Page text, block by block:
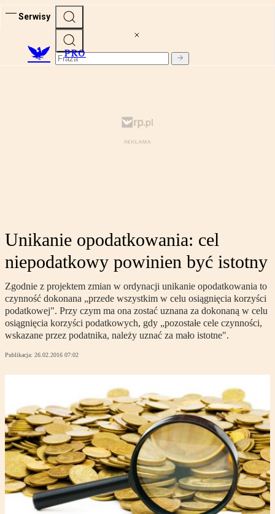
Serwisy
PRO
Unikanie opodatkowania: cel
niepodatkowy powinien być istotny
Zgodnie z projektem zmian w ordynacji unikanie opodatkowania to
czynność dokonana „przede wszystkim w celu osiągnięcia korzyści
podatkowej". Przy czym ma ona zostać uznana za dokonaną w celu
osiągnięcia korzyści podatkowych, gdy „pozostałe cele czynności,
wskazane przez podatnika, należy uznać za mało istotne".
Publikacja: 26.02.2016 07:02